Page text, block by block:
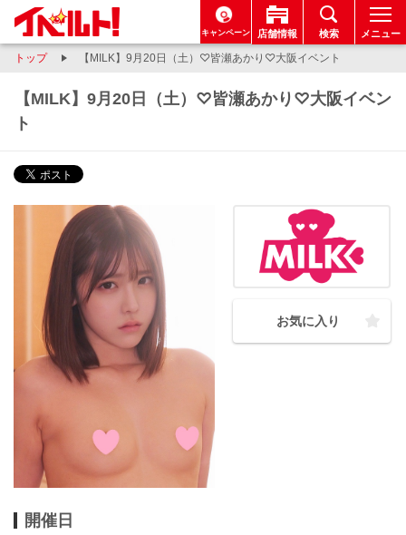
キャンペーン 店舗情報 検索 メニュー
トップ 【MILK】9月20日（土）♡皆瀬あかり♡大阪イベント
【MILK】9月20日（土）♡皆瀬あかり♡大阪イベン
ト
お気に入り
開催日